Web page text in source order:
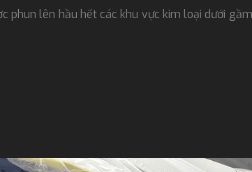
phun lên hầu hết các khu vực kim loại dưới